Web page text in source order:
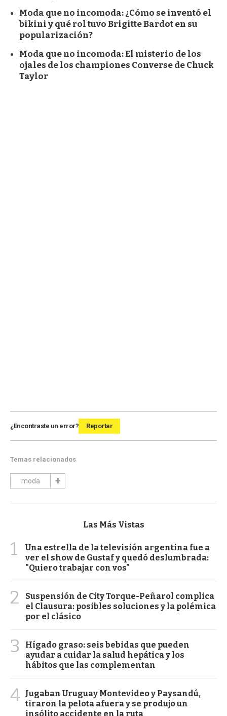
Moda que no incomoda: ¿Cómo se inventó el
bikini y qué rol tuvo Brigitte Bardot en su
popularización?
Moda que no incomoda: El misterio de los
ojales de los championes Converse de Chuck
Taylor
¿Encontraste un error? Reportar
Temas relacionados
moda
Las Más Vistas
1
Una estrella de la televisión argentina fue a
ver el show de Gustaf y quedó deslumbrada:
"Quiero trabajar con vos"
2
Suspensión de City Torque-Peñarol complica
el Clausura: posibles soluciones y la polémica
por el clásico
3
Hígado graso: seis bebidas que pueden
ayudar a cuidar la salud hepática y los
hábitos que las complementan
4 Jugaban Uruguay Montevideo y Paysandú,
tiraron la pelota afuera y se produjo un
insólito accidente en la ruta